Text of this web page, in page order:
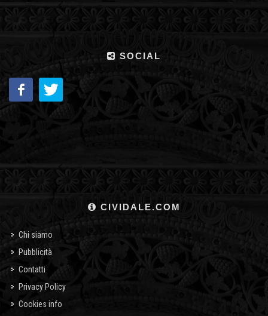
SOCIAL
CIVIDALE.COM
Chi siamo
Pubblicità
Contatti
Privacy Policy
Cookies info